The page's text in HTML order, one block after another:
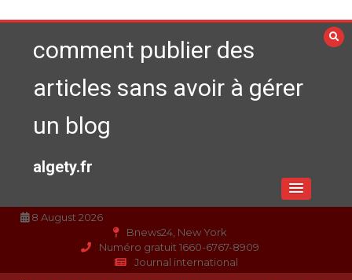
au
contenucomment publier des
articles sans avoir à gérer
un blog
algety.fr
8 August 2026
Bnews24, New York
Numéro gratuit 1660-6767-8909
Journal international